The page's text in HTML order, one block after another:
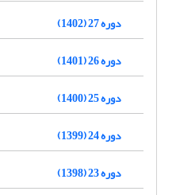
دوره 27 (1402)
دوره 26 (1401)
دوره 25 (1400)
دوره 24 (1399)
دوره 23 (1398)